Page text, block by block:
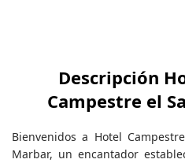
Descripción
Campestre el
Bienvenidos a Hotel
Marbar, un encantador